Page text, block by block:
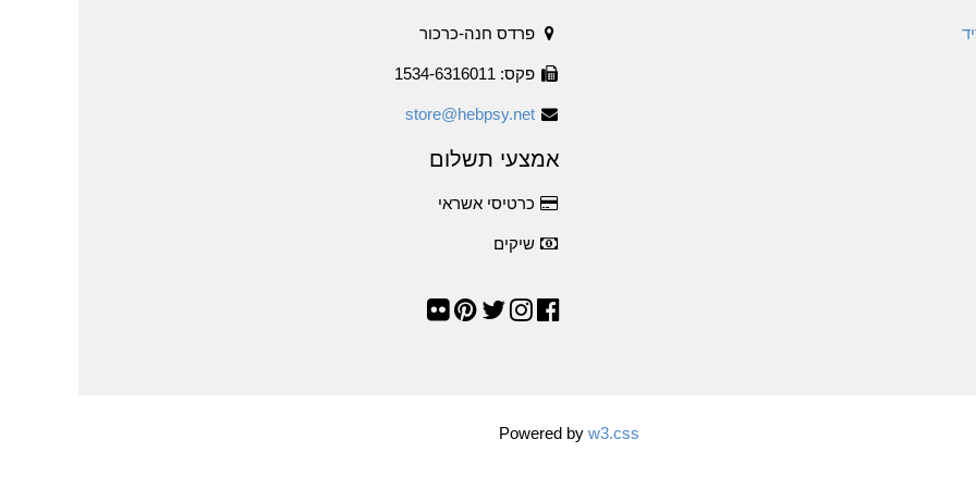
פרדס חנה-כרכור
פקס: 1534-6316011
store@hebpsy.net
אמצעי תשלום
כרטיסי אשראי
שיקים
Powered by w3.css